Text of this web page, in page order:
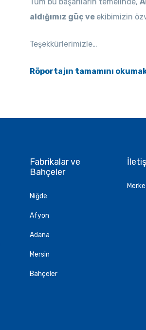
aldığımız güç ve ekibimizin
Teşekkürlerimizle…
Röportajın tamamını
Fabrikalar ve
Bahçeler
Niğde
Afyon
Adana
Mersin
Bahçeler